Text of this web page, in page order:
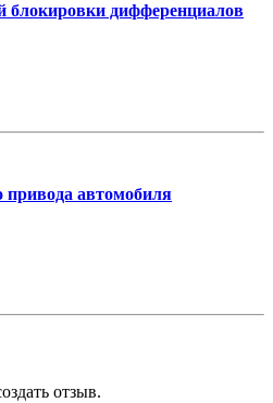
блокировки дифференциалов
привода автомобиля
отзыв.